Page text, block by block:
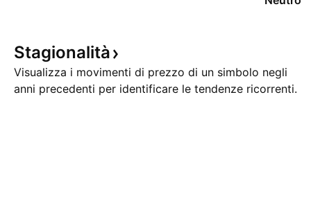
Stagionalità
Visualizza i movimenti di prezzo di un simbolo negli
anni precedenti per identificare le tendenze ricorrenti.